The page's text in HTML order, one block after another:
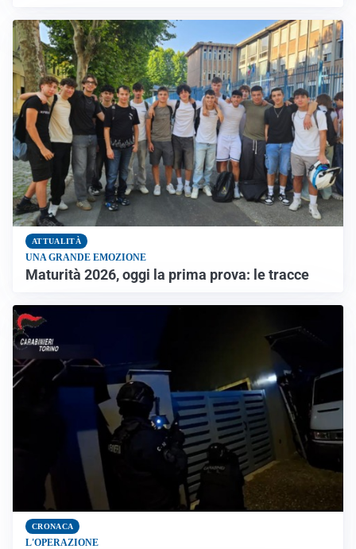
ATTUALITÀ
UNA GRANDE EMOZIONE
Maturità 2026, oggi la prima prova: le tracce
CRONACA
L'OPERAZIONE